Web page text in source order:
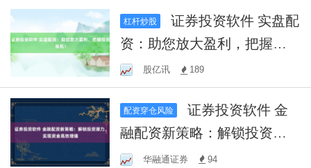
杠杆炒股
证券投资软件 实盘配
资：助您放大盈利，把握投
资良机！
股亿讯 189
配资穿仓风险
证券投资软件 金
融配资新策略：解锁投资潜
力，实现资金高效增值
华融通证券 94